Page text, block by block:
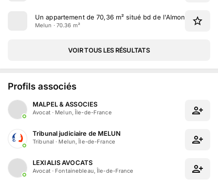
Un appartement de 70,36 m² situé bd de l'Almont à Melun
Melun · 70.36 m²
VOIR TOUS LES RÉSULTATS
Profils associés
MALPEL & ASSOCIES
Avocat· Melun, Île-de-France
Tribunal judiciaire de MELUN
Tribunal · Melun, Île-de-France
LEXIALIS AVOCATS
Avocat· Fontainebleau, Île-de-France